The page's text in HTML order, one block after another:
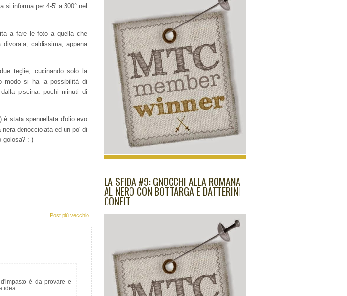
LA SFIDA #9: GNOCCHI ALLA ROMANA
AL NERO CON BOTTARGA E DATTERINI
CONFIT
si informa per 4-5' a 300° nel
a fare le foto a quella che
caldissima, appena
teglie, cucinando solo la
modo si ha la possibilità di
piscina: pochi minuti di
è stata spennellata d'olio evo
denocciolata ed un po' di
golosa? :-)
Post più vecchio
è da provare e
idea.